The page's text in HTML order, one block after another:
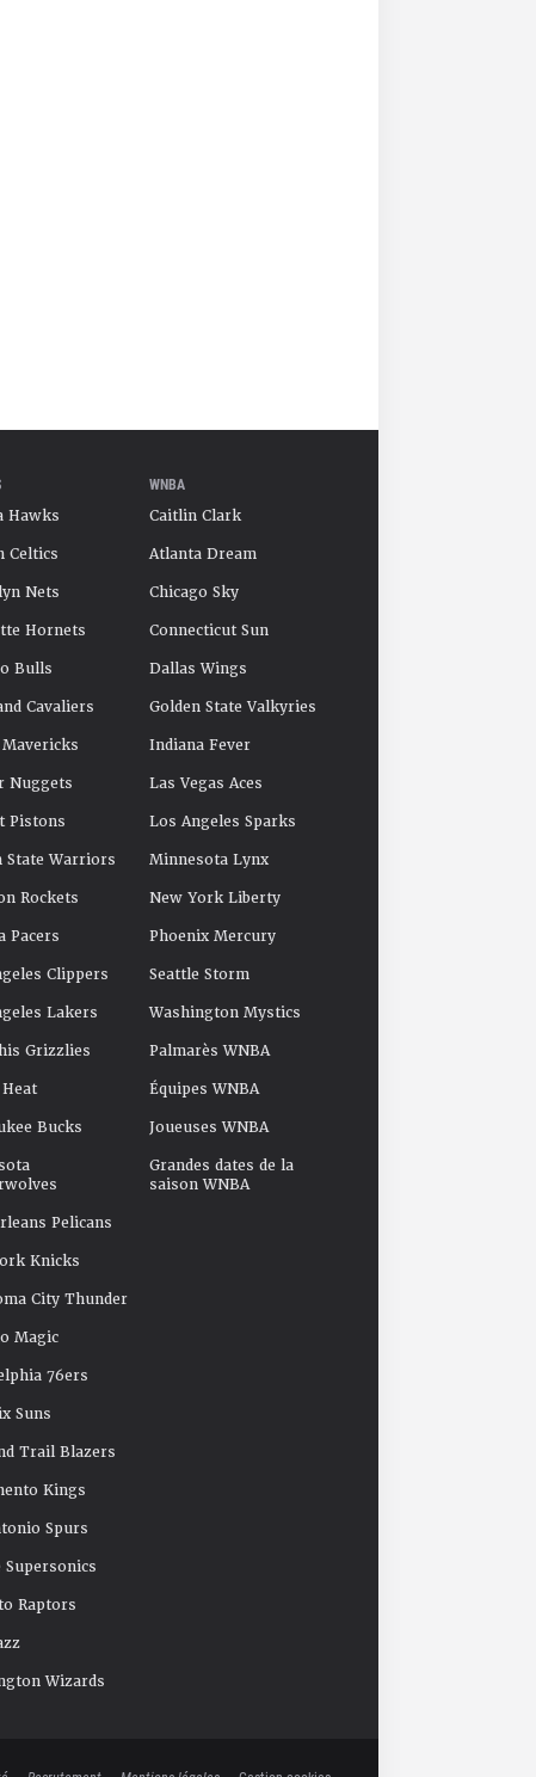
Hawks
Celtics
Nets
Hornets
Bulls
Cavaliers
Nuggets
Pistons
State Warriors
Rockets
Pacers
Clippers
Lakers
Grizzlies
Bucks
Pelicans
Knicks
City Thunder
Magic
76ers
Suns
Trail Blazers
Kings
Spurs
Supersonics
Raptors
Wizards
WNBA
Caitlin Clark
Atlanta Dream
Chicago Sky
Connecticut Sun
Dallas Wings
Golden State Valkyries
Indiana Fever
Las Vegas Aces
Los Angeles Sparks
Minnesota Lynx
New York Liberty
Phoenix Mercury
Seattle Storm
Washington Mystics
Palmarès WNBA
Équipes WNBA
Joueuses WNBA
Grandes dates de la
saison WNBA